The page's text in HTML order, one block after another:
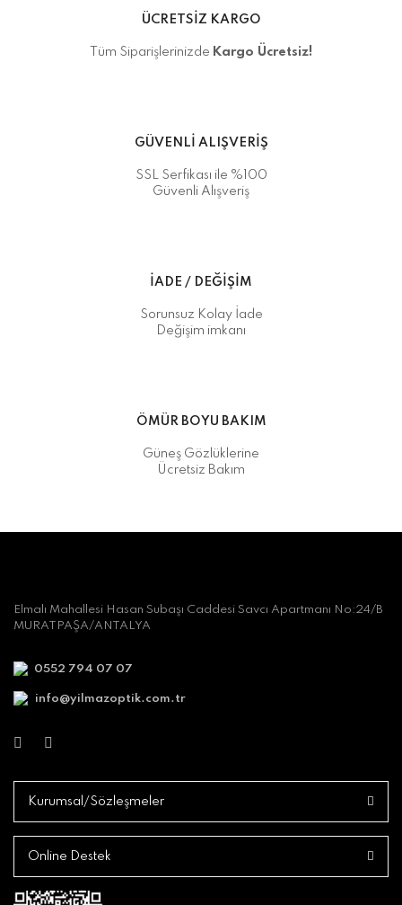
ÜCRETSİZ KARGO
Tüm Siparişlerinizde Kargo Ücretsiz!
GÜVENLİ ALIŞVERİŞ
SSL Serfikası ile %100
Güvenli Alışveriş
İADE / DEĞİŞİM
Sorunsuz Kolay İade
Değişim imkanı
ÖMÜR BOYU BAKIM
Güneş Gözlüklerine
Ücretsiz Bakım
Elmalı Mahallesi Hasan Subaşı Caddesi Savcı Apartmanı No:24/B
MURATPAŞA/ANTALYA
0552 794 07 07
info@yilmazoptik.com.tr
Kurumsal/Sözleşmeler
Online Destek